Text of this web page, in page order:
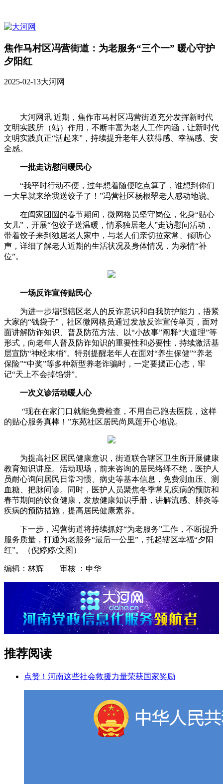
焦作马村区冯营街道：为老服务“三个一” 暖心守护
夕阳红
2025-02-13大河网
大河网讯 近期，焦作市马村区冯营街道充分发挥新时代
文明实践所（站）作用，不断丰富为老人工作内涵，让新时代
文明实践真正“活起来”，持续提升老年人获得感、幸福感、安
全感。
一批走访慰问暖民心
“我平时行动不便，过年想着随便吃点算了，谁想到你们
一大早就来给我送饺子了！”冯营社区杨根翠老人感动地说。
在阖家团圆的春节期间，微网格员坚守岗位，化身“贴心
女儿”，开展“包饺子送温暖，情系独居老人”走访慰问活动，
带着饺子来到独居老人家中，与老人们亲切拉家常、倾听心
声，详细了解老人近期的生活状况及身体情况，为亲情“补
位”。
一场反诈宣传贴民心
为进一步增强辖区老人的反诈意识和自我防护能力，捂紧
大家的“钱袋子”，社区微网格员通过发放反诈宣传单页，面对
面讲解防诈知识、普及防范方法、以“小故事”阐释“大道理”等
形式，向老年人普及防诈知识的重要性和必要性，持续激活基
层宣防“神经末梢”。特别提醒老年人在面对“养生保健”“养老
保险”“中奖”等多种新型养老诈骗时，一定要摆正心态，牢
记“天上不会掉馅饼”。
一次义诊活动暖人心
“现在在家门口就能免费检查，不用自己跑去医院，这样
的贴心服务真棒！”东苑社区居民尚凤莲开心地说。
为提高社区居民健康意识，街道联合辖区卫生所开展健康
教育知识讲座。活动现场，前来咨询的居民络绎不绝，医护人
员耐心询问居民日常习惯、病史等基本信息，免费测血压、测
血糖、把脉问诊。同时，医护人员聚焦冬季常见疾病的预防和
春节期间的饮食健康，发放健康知识手册，讲解流感、肺炎等
疾病的预防措施，提高居民健康素养。
下一步，冯营街道将持续抓好“为老服务”工作，不断提升
服务质量，打通为老服务“最后一公里”，托起辖区幸福“夕阳
红”。（倪婷婷/文图）
编辑：林辉 审核 ：申华
推荐阅读
点赞！河南这些社会救援力量荣获国家奖励